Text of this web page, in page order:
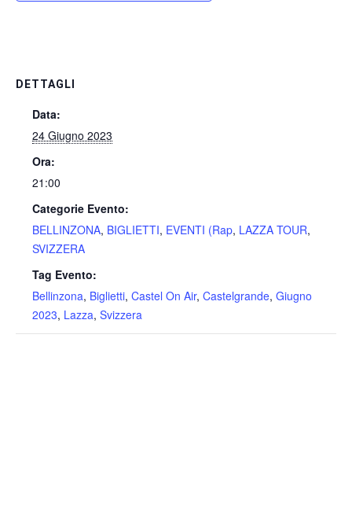
DETTAGLI
Data:
24 Giugno 2023
Ora:
21:00
Categorie Evento:
BELLINZONA, BIGLIETTI, EVENTI (Rap, LAZZA TOUR,
SVIZZERA
Tag Evento:
Bellinzona, Biglietti, Castel On Air, Castelgrande, Giugno
2023, Lazza, Svizzera